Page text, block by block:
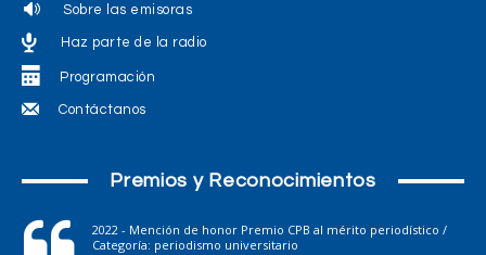
Sobre las emisoras
Haz parte de la radio
Programación
Contáctanos
Premios y Reconocimientos
2022 - Mención de honor Premio CPB al mérito periodístico /
Categoría: periodismo universitario